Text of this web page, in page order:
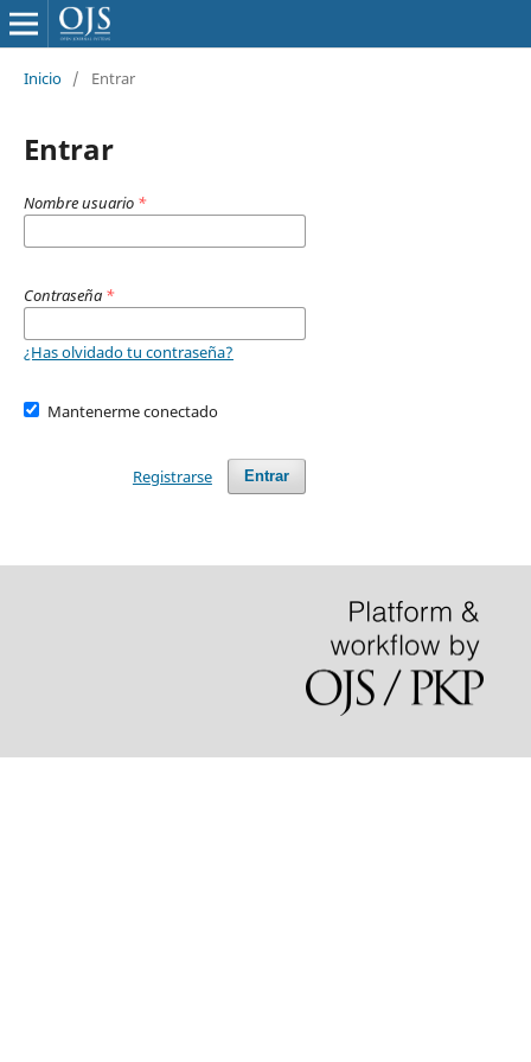
Inicio / Entrar
Entrar
Nombre usuario *
Contraseña *
¿Has olvidado tu contraseña?
Mantenerme conectado
Entrar
Registrarse